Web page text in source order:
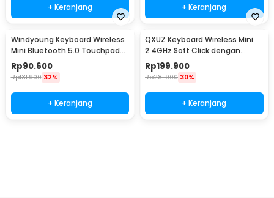
+ Keranjang + Keranjang
Windyoung Keyboard Wireless
Mini Bluetooth 5.0 Touchpad
Rechargeable - WD21
Rp90.600
Rp131.900 32%
+ Keranjang
QXUZ Keyboard Wireless Mini
2.4GHz Soft Click dengan
Touchpad - JP136G
Rp199.900
Rp281.900 30%
+ Keranjang